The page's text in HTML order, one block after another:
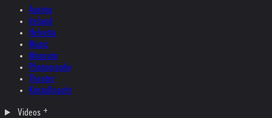
Austria
Ireland
Helvetia
Music
Museum
Photography
Theater
Kristallnacht
Videos